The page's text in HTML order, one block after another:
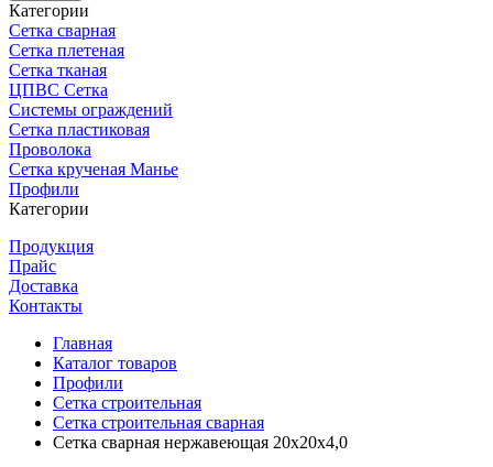
Категории
Сетка сварная
Сетка плетеная
Сетка тканая
ЦПВС Сетка
Системы ограждений
Сетка пластиковая
Проволока
Сетка крученая Манье
Профили
Категории
Продукция
Прайс
Доставка
Контакты
Главная
Каталог товаров
Профили
Сетка строительная
Сетка строительная сварная
Сетка сварная нержавеющая 20х20х4,0